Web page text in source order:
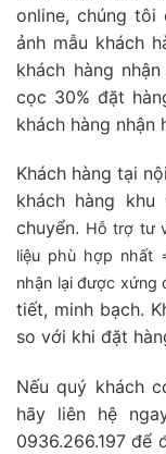
online, chúng tôi
ảnh mẫu khách
khách hàng
cọc 30% đặt
khách hàng nhận
Khách hàng tại
khách hàng
chuyển. Hỗ trợ tư
liệu phù hợp nhất
nhận lại được xứng
tiết, minh bạch.
so với khi đặt
Nếu quý khách
hãy liên hệ
0936.266.197 để